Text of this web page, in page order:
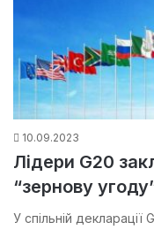
10.09.2023
Лідери G20
“зернову
У спільній декларації